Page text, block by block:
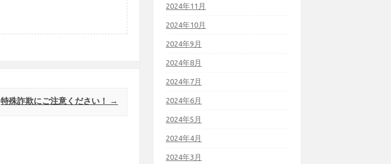
特殊詐欺にご注意ください！ →
2024年11月
2024年10月
2024年9月
2024年8月
2024年7月
2024年6月
2024年5月
2024年4月
2024年3月